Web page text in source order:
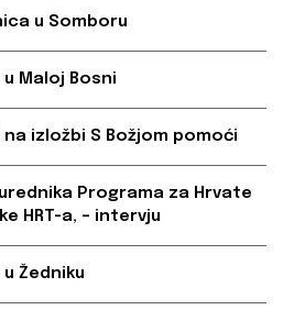
u Somboru
Maloj Bosni
izložbi S Božjom pomoći
Programa za Hrvate
HRT-a, – intervju
Žedniku